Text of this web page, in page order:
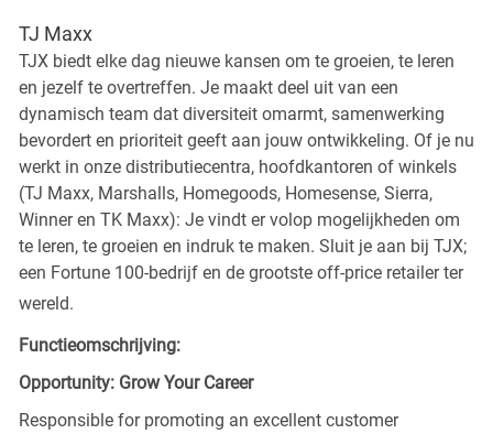
TJ Maxx
TJX biedt elke dag nieuwe kansen om te groeien, te leren
en jezelf te overtreffen. Je maakt deel uit van een
dynamisch team dat diversiteit omarmt, samenwerking
bevordert en prioriteit geeft aan jouw ontwikkeling. Of je nu
werkt in onze distributiecentra, hoofdkantoren of winkels
(TJ Maxx, Marshalls, Homegoods, Homesense, Sierra,
Winner en TK Maxx): Je vindt er volop mogelijkheden om
te leren, te groeien en indruk te maken. Sluit je aan bij TJX;
een Fortune 100-bedrijf en de grootste off-price retailer ter
wereld.
Functieomschrijving:
Opportunity: Grow Your Career
Responsible for promoting an excellent customer